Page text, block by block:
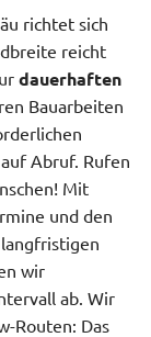
richtet sich
reicht
dauerhaften
Bauarbeiten
Abruf. Rufen
Mit
und den
wir
ab. Wir
Routen: Das